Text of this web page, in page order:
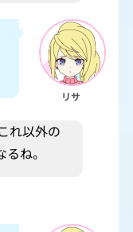
リサ
れ以外の
ね。